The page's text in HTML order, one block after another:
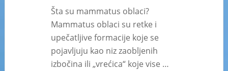
Šta su mammatus oblaci?
Mammatus oblaci su retke i
upečatljive formacije koje se
pojavljuju kao niz zaobljenih
izbočina ili „vrećica“ koje vise …